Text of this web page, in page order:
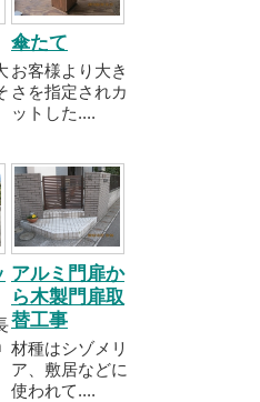
傘たて
お客様より大き
さを指定されカ
ットした....
アルミ門扉か
ら木製門扉取
替工事
材種はシゾメリ
ア、敷居などに
使われて....